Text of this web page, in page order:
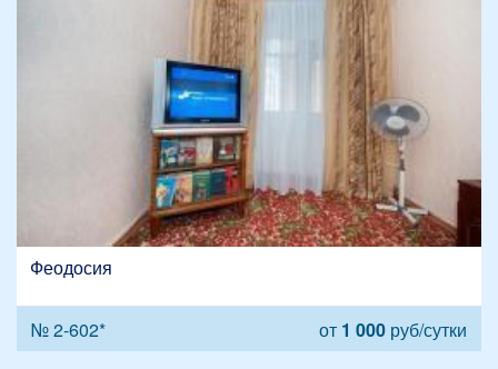
Феодосия
№ 2-602* от 1 000 руб/сутки